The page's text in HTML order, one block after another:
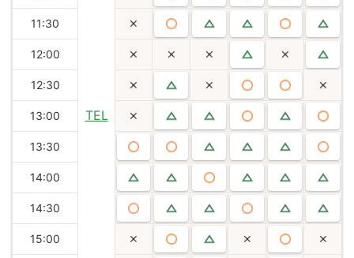
TEL
11:30
12:00
12:30
13:00
13:30
14:00
14:30
15:00